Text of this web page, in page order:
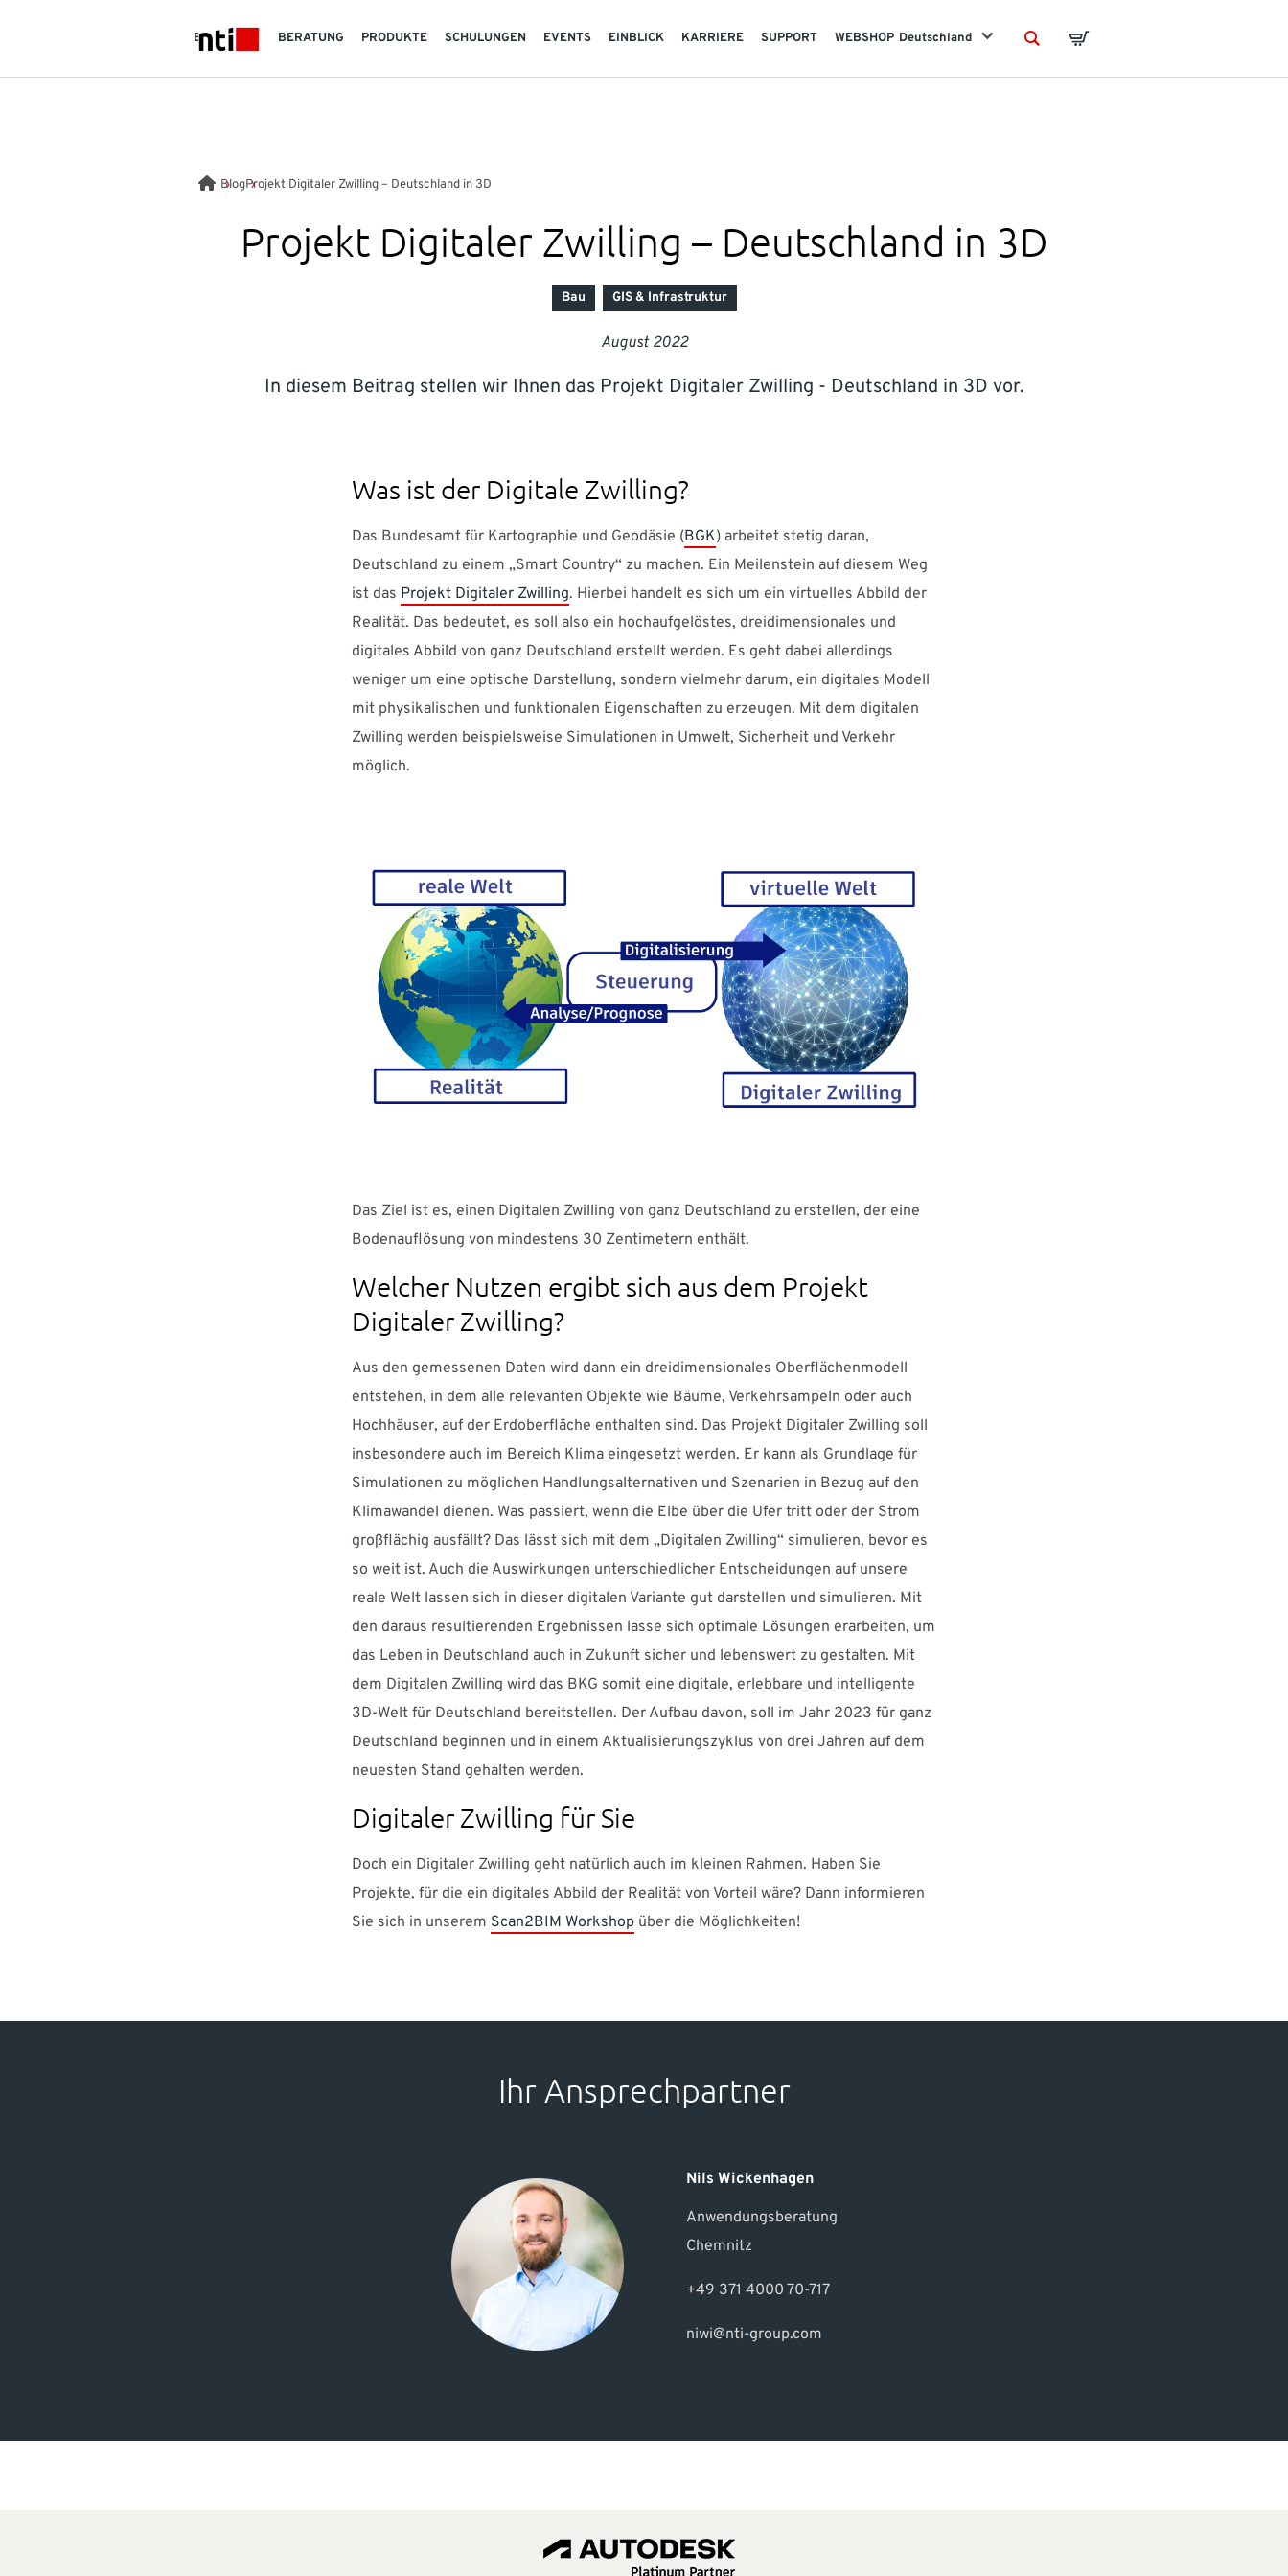
NTI logo
BRANCHEN BERATUNG PRODUKTE SCHULUNGEN EVENTS EINBLICK KARRIERE SUPPORT WEBSHOP Deutschland
SearchBasket
BlogProjekt Digitaler Zwilling – Deutschland in 3D
Projekt Digitaler Zwilling – Deutschland in 3D
Bau GIS & Infrastruktur
August 2022
In diesem Beitrag stellen wir Ihnen das Projekt Digitaler Zwilling - Deutschland in 3D vor.
Was ist der Digitale Zwilling?
Das Bundesamt für Kartographie und Geodäsie (BGK) arbeitet stetig daran,
Deutschland zu einem „Smart Country“ zu machen. Ein Meilenstein auf diesem Weg
ist das Projekt Digitaler Zwilling. Hierbei handelt es sich um ein virtuelles Abbild der
Realität. Das bedeutet, es soll also ein hochaufgelöstes, dreidimensionales und
digitales Abbild von ganz Deutschland erstellt werden. Es geht dabei allerdings
weniger um eine optische Darstellung, sondern vielmehr darum, ein digitales Modell
mit physikalischen und funktionalen Eigenschaften zu erzeugen. Mit dem digitalen
Zwilling werden beispielsweise Simulationen in Umwelt, Sicherheit und Verkehr
möglich.
Das Ziel ist es, einen Digitalen Zwilling von ganz Deutschland zu erstellen, der eine
Bodenauflösung von mindestens 30 Zentimetern enthält.
Welcher Nutzen ergibt sich aus dem Projekt
Digitaler Zwilling?
Aus den gemessenen Daten wird dann ein dreidimensionales Oberflächenmodell
entstehen, in dem alle relevanten Objekte wie Bäume, Verkehrsampeln oder auch
Hochhäuser, auf der Erdoberfläche enthalten sind. Das Projekt Digitaler Zwilling soll
insbesondere auch im Bereich Klima eingesetzt werden. Er kann als Grundlage für
Simulationen zu möglichen Handlungsalternativen und Szenarien in Bezug auf den
Klimawandel dienen. Was passiert, wenn die Elbe über die Ufer tritt oder der Strom
großflächig ausfällt? Das lässt sich mit dem „Digitalen Zwilling“ simulieren, bevor es
so weit ist. Auch die Auswirkungen unterschiedlicher Entscheidungen auf unsere
reale Welt lassen sich in dieser digitalen Variante gut darstellen und simulieren. Mit
den daraus resultierenden Ergebnissen lasse sich optimale Lösungen erarbeiten, um
das Leben in Deutschland auch in Zukunft sicher und lebenswert zu gestalten. Mit
dem Digitalen Zwilling wird das BKG somit eine digitale, erlebbare und intelligente
3D-Welt für Deutschland bereitstellen. Der Aufbau davon, soll im Jahr 2023 für ganz
Deutschland beginnen und in einem Aktualisierungszyklus von drei Jahren auf dem
neuesten Stand gehalten werden.
Digitaler Zwilling für Sie
Doch ein Digitaler Zwilling geht natürlich auch im kleinen Rahmen. Haben Sie
Projekte, für die ein digitales Abbild der Realität von Vorteil wäre? Dann informieren
Sie sich in unserem Scan2BIM Workshop über die Möglichkeiten!
Ihr Ansprechpartner
Nils Wickenhagen
Anwendungsberatung
Chemnitz
+49 371 4000 70-717
niwi@nti-group.com